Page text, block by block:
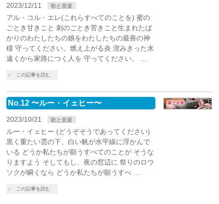
2023/12/11 歌と音楽
アル・コル・エレ(これらすべてのことを) 蜜の
ごとき甘きこと 刺のごとき苦きこと生まれたば
かりのわたしたちの娘をわたしたちの最善の神
様 守ってください。燃え上がる炎 澄みきった水
遠くから家路につく人を 守ってください。 …
この記事を読む
No.12 〜ルー・イェヒー〜
2023/10/21 歌と音楽
ルー・イェヒー (どうぞそうであってください)
黒く重たい雲の下、白い帆が水平線に浮かんで
いる どうか私たちが願うすべてのことが そうな
りますよう そしてもし、夜の窓辺に 祭りのロウ
ソクが瞬くなら どうか私たちが願うすべ …
この記事を読む